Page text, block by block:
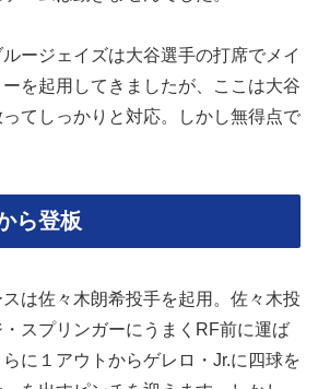
ージェイズは大谷選手の打席でメイ
を起用してきましたが、ここは大谷
てしっかりと対応。しかし無得点で
ら登板
は佐々木朗希投手を起用。佐々木投
スプリンガーにうまくRF前に運ば
に１アウトからゲレロ・Jr.に四球を